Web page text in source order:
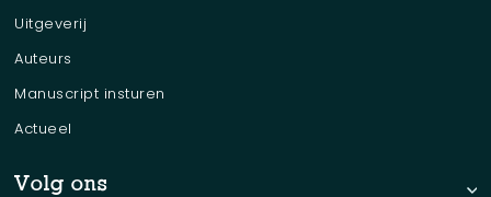
Uitgeverij
Auteurs
Manuscript insturen
Actueel
Volg ons